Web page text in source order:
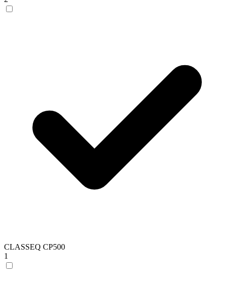
CLASSEQ CP500
1